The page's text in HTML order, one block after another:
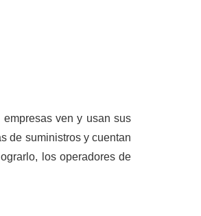
ven y usan sus
de suministros y cuentan
los operadores de